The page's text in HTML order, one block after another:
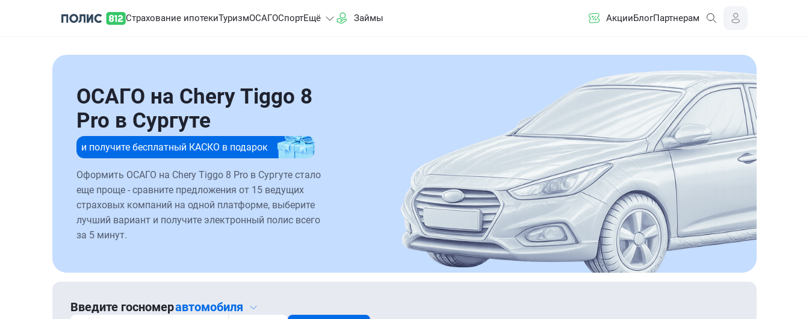
Страхование ипотекиТуризмОСАГОСпортЕщё Займы АкцииБлогПартнерам
ОСАГО на Chery Tiggo 8
Pro в Сургуте
и получите бесплатный КАСКО в подарок
Оформить ОСАГО на Chery Tiggo 8 Pro в Сургуте стало
еще проще - сравните предложения от 15 ведущих
страховых компаний на одной платформе, выберите
лучший вариант и получите электронный полис всего
за 5 минут.
Введите госномеравтомобиля